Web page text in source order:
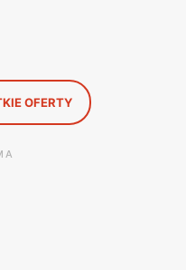
OFERTY